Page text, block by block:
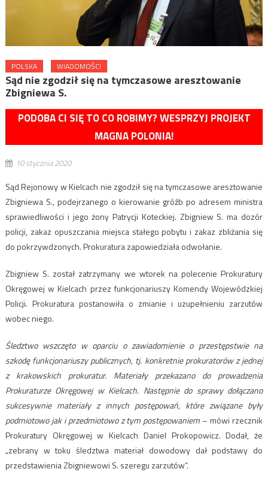
POLSKA WIADOMOŚCI
Sąd nie zgodził się na tymczasowe aresztowanie
Zbigniewa S.
PODOBA CI SIĘ TO CO ROBIMY? WESPRZYJ PROJEKT
MAGNA POLONIA!
10 stycznia 2020
Sąd Rejonowy w Kielcach nie zgodził się na tymczasowe aresztowanie
Zbigniewa S., podejrzanego o kierowanie gróźb po adresem ministra
sprawiedliwości i jego żony Patrycji Koteckiej. Zbigniew S. ma dozór
policji, zakaz opuszczania miejsca stałego pobytu i zakaz zbliżania się
do pokrzywdzonych. Prokuratura zapowiedziała odwołanie.
Zbigniew S. został zatrzymany we wtorek na polecenie Prokuratury
Okręgowej w Kielcach przez funkcjonariuszy Komendy Wojewódzkiej
Policji. Prokuratura postanowiła o zmianie i uzupełnieniu zarzutów
wobec niego.
Śledztwo wszczęto w oparciu o zawiadomienie o przestępstwie na
szkodę funkcjonariuszy publicznych, tj. konkretnie prokuratorów z jednej
z krakowskich prokuratur. Materiały przekazano do prowadzenia
Prokuraturze Okręgowej w Kielcach. Następnie do sprawy dołączano
sukcesywnie materiały z innych postępowań, które związane były
podmiotowo jak i przedmiotowo z tym postępowaniem – mówi rzecznik
Prokuratury Okręgowej w Kielcach Daniel Prokopowicz. Dodał, że
„zebrany w toku śledztwa materiał dowodowy dał podstawy do
przedstawienia Zbigniewowi S. szeregu zarzutów”.